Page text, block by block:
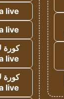
live
live
كورة
live
كورة
live